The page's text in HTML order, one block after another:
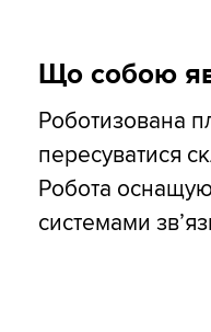
Що собою
Роботизована
пересуватися
Робота
системами